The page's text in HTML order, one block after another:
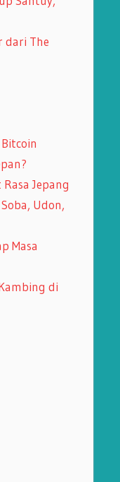
dari The
Jepang
Udon,
Masa
di